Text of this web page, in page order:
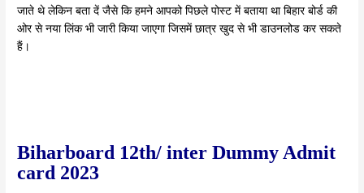
जाते थे लेकिन बता दें जैसे कि हमने आपको पिछले पोस्ट में बताया था बिहार बोर्ड की
ओर से नया लिंक भी जारी किया जाएगा जिसमें छात्र खुद से भी डाउनलोड कर सकते
हैं।
Biharboard 12th/ inter Dummy Admit
card 2023